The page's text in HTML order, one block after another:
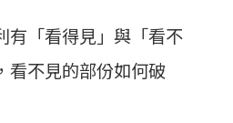
有「看得見」與「看不
看不見的部份如何破